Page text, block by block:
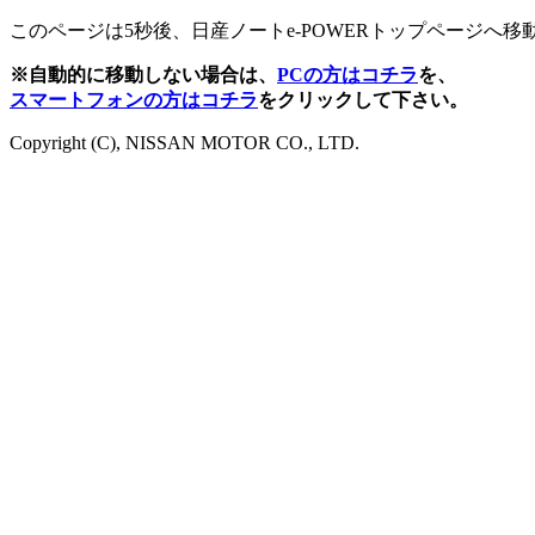
このページは5秒後、日産ノートe-POWERトップページへ移
※自動的に移動しない場合は、 PCの方はコチラを、
スマートフォンの方はコチラをクリックして下さい。
Copyright (C), NISSAN MOTOR CO., LTD.